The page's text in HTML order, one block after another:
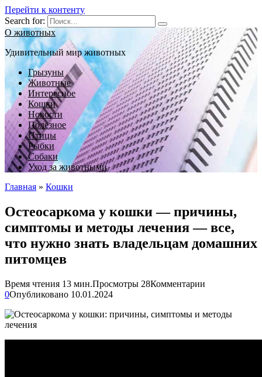
Перейти к контенту
Search for:
О животных
Удивительный мир животных
Грызуны
Животные
Интересное
Кошки
Новости
Полезное
Птицы
Рыбки
Собаки
Уход за животными
Главная » Кошки
Остеосаркома у кошки — причины,
симптомы и методы лечения — все,
что нужно знать владельцам домашних
питомцев
Время чтения 13 мин.Просмотры 28Комментарии
0Опубликовано 10.01.2024